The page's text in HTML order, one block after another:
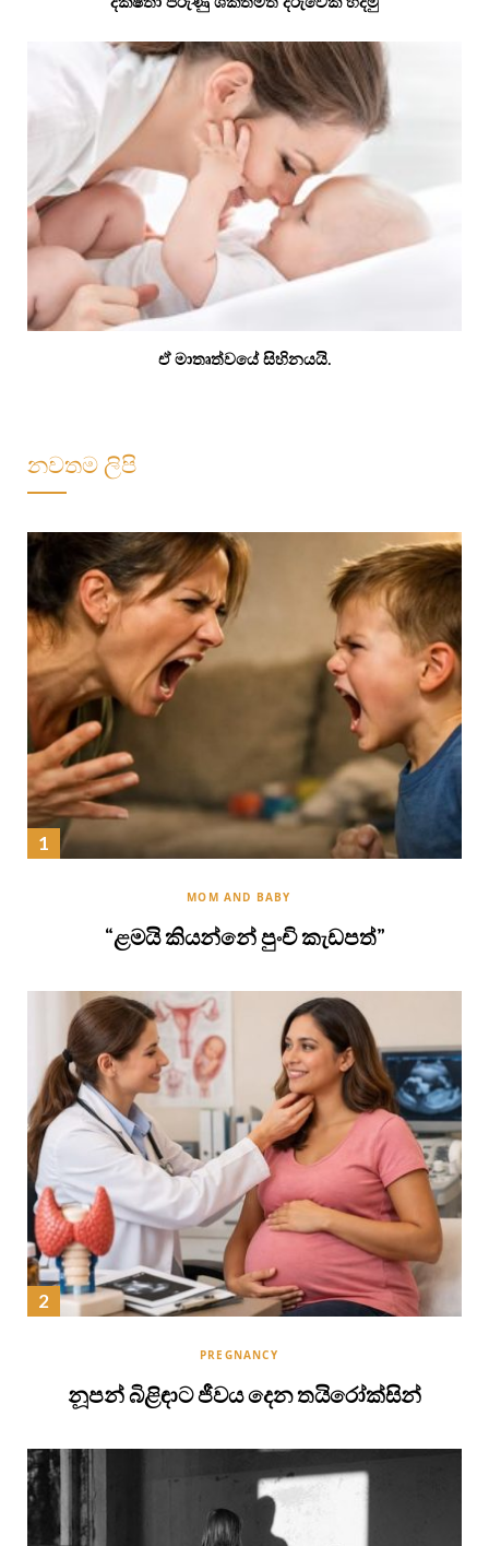
ඒ මාතෘත්වයේ සිහිනයයි.
නවතම ලිපි
MOM AND BABY
“ළමයි කියන්නේ පුංචි කැඩපත්”
PREGNANCY
නූපන් බිළිඳාට ජීවය දෙන තයිරෝක්සින්